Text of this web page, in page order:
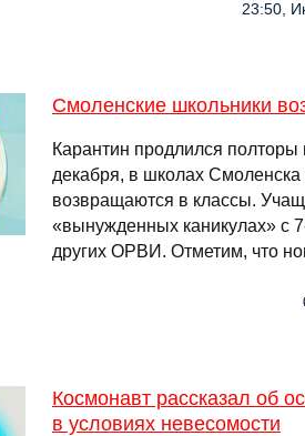
23:50,
Смоленские школьники
Карантин продлился
декабря, в школах Смоленска
возвращаются в классы.
«вынужденных каникулах» с
других ОРВИ. Отметим, что
Космонавт рассказал об
в условиях невесомости